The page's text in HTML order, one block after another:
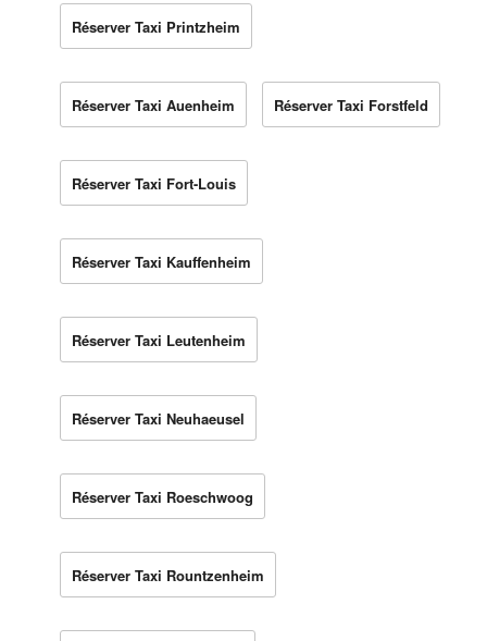
Réserver Taxi Printzheim
Réserver Taxi Auenheim Réserver Taxi Forstfeld
Réserver Taxi Fort-Louis
Réserver Taxi Kauffenheim
Réserver Taxi Leutenheim
Réserver Taxi Neuhaeusel
Réserver Taxi Roeschwoog
Réserver Taxi Rountzenheim